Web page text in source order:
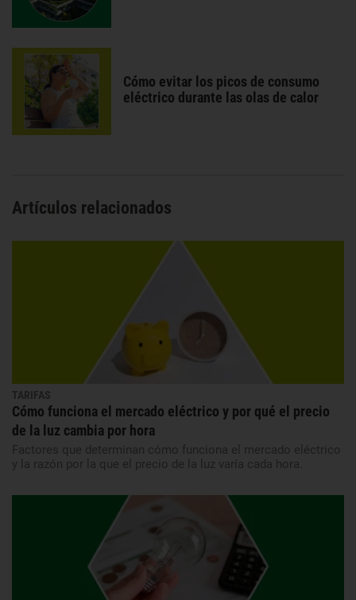
Cómo evitar los picos de consumo
eléctrico durante las olas de calor
Artículos relacionados
TARIFAS
Cómo funciona el mercado eléctrico y por qué el precio
de la luz cambia por hora
Factores que determinan cómo funciona el mercado eléctrico
y la razón por la que el precio de la luz varía cada hora.